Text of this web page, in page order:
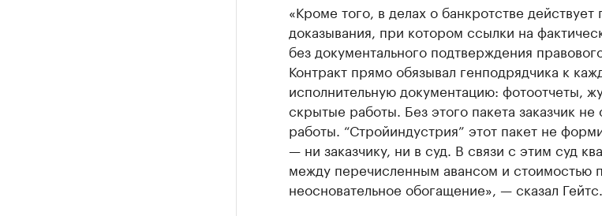
«Кроме того, в делах о банкротстве
доказывания, при котором ссылки на
без документального подтверждения
Контракт прямо обязывал генподрядчика к
исполнительную документацию: фотоотчеты,
скрытые работы. Без этого пакета заказчик
работы. “Стройиндустрия” этот пакет не
— ни заказчику, ни в суд. В связи с этим суд
между перечисленным авансом и стоимостью
неосновательное обогащение», — сказал Гейтс.